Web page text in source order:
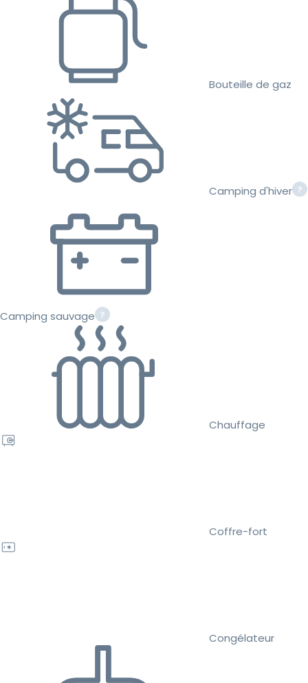
Bouteille de gaz
Camping d'hiver
Camping sauvage
Chauffage
Coffre-fort
Congélateur